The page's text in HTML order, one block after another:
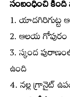
సంబంధించి
1. యాదగిరిగుట్ట
2. ఆలయ
3. స్కంద
ఉంది
4. నల్ల గ్రానైట్‌